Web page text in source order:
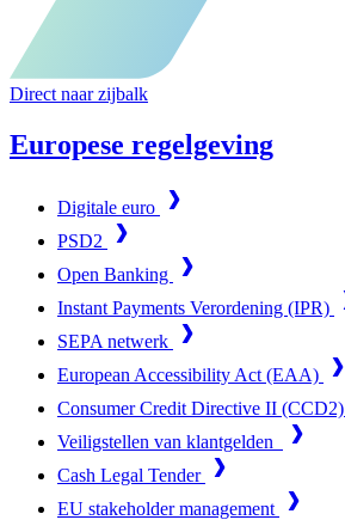
Direct naar zijbalk
Europese regelgeving
Digitale euro
PSD2
Open Banking
Instant Payments Verordening (IPR)
SEPA netwerk
European Accessibility Act (EAA)
Consumer Credit Directive II (CCD2)
Veiligstellen van klantgelden
Cash Legal Tender
EU stakeholder management